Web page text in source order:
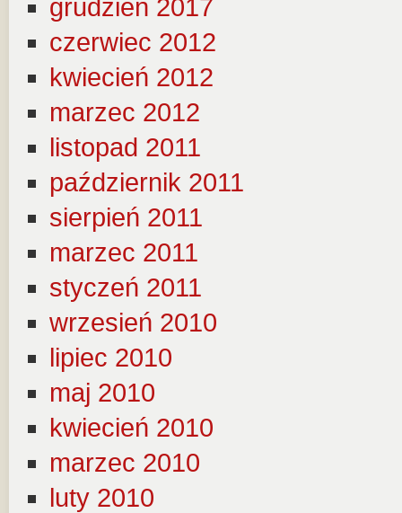
grudzień 2017
czerwiec 2012
kwiecień 2012
marzec 2012
listopad 2011
październik 2011
sierpień 2011
marzec 2011
styczeń 2011
wrzesień 2010
lipiec 2010
maj 2010
kwiecień 2010
marzec 2010
luty 2010